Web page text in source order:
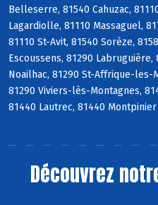
Belleserre, 81540 Cahuzac,
Lagardiolle, 81110 Massaguel,
81110 St-Avit, 81540 Sorèze,
Escoussens, 81290 Labruguière,
Noailhac, 81290 St-Affrique-les-
81290 Viviers-lès-Montagnes,
81440 Lautrec, 81440 Montpinier
Découvrez